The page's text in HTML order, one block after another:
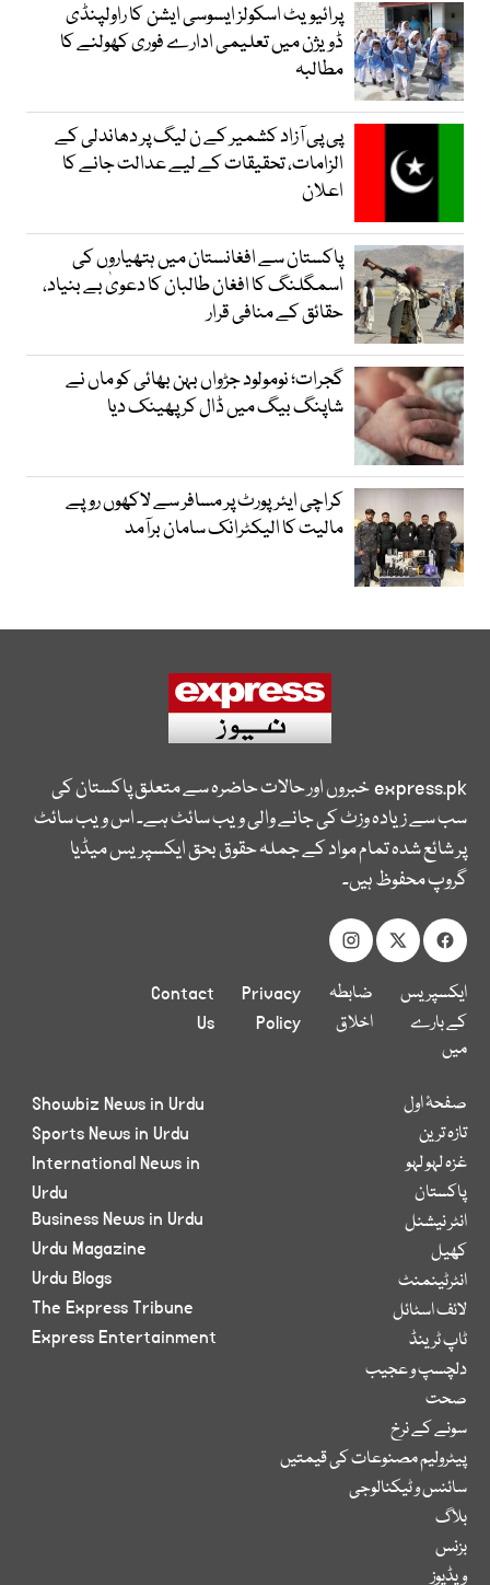
پرائیویٹ اسکولز ایسوسی ایشن کا راولپنڈی
ڈویژن میں تعلیمی ادارے فوری کھولنے کا
مطالبہ
پی پی آزاد کشمیر کے ن لیگ پر دھاندلی کے
الزامات، تحقیقات کے لیے عدالت جانے کا
اعلان
پاکستان سے افغانستان میں ہتھیاروں کی
اسمگلنگ کا افغان طالبان کا دعویٰ بے بنیاد،
حقائق کے منافی قرار
گجرات؛ نومولود جڑواں بہن بھائی کو ماں نے
شاپنگ بیگ میں ڈال کر پھینک دیا
کراچی ایئرپورٹ پر مسافر سے لاکھوں روپے
مالیت کا الیکٹرانک سامان برآمد
express.pkخبروں اور حالات حاضرہ سے متعلق پاکستان کی
سب سے زیادہ وزٹ کی جانے والی ویب سائٹ ہے۔ اس ویب سائٹ
پر شائع شدہ تمام مواد کے جملہ حقوق بحق ایکسپریس میڈیا
گروپ محفوظ ہیں۔
ایکسپریس
کے بارے
میں
ضابطہ
اخلاق
Privacy
Policy
Contact
Us
صفحۂ اول
تازہ ترین
غزہ لہو لہو
پاکستان
انٹر نیشنل
کھیل
انٹرٹینمنٹ
لائف اسٹائل
ٹاپ ٹرینڈ
دلچسپ و عجیب
صحت
سونے کے نرخ
پیٹرولیم مصنوعات کی قیمتیں
سائنس و ٹیکنالوجی
بلاگ
بزنس
ویڈیوز
Showbiz News in Urdu
Sports News in Urdu
International News in
Urdu
Business News in Urdu
Urdu Magazine
Urdu Blogs
The Express Tribune
Express Entertainment